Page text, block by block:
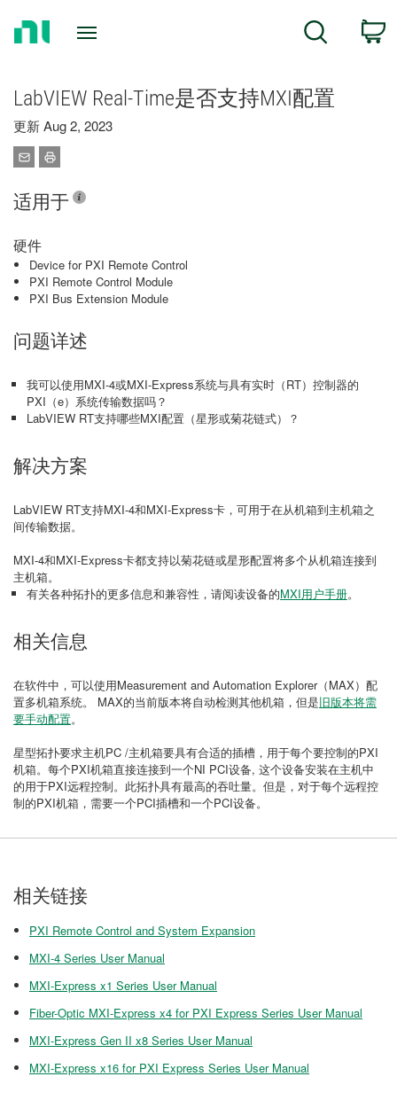
Search
LabVIEW Real-Time是否支持MXI配置
更新 Aug 2, 2023
适用于
硬件
Device for PXI Remote Control
PXI Remote Control Module
PXI Bus Extension Module
问题详述
我可以使用MXI-4或MXI-Express系统与具有实时（RT）控制器的
PXI（e）系统传输数据吗？
LabVIEW RT支持哪些MXI配置（星形或菊花链式）？
解决方案
LabVIEW RT支持MXI-4和MXI-Express卡，可用于在从机箱到主机箱之
间传输数据。
MXI-4和MXI-Express卡都支持以菊花链或星形配置将多个从机箱连接到
主机箱。
有关各种拓扑的更多信息和兼容性，请阅读设备的MXI用户手册。
相关信息
在软件中，可以使用Measurement and Automation Explorer（MAX）配
置多机箱系统。 MAX的当前版本将自动检测其他机箱，但是旧版本将需
要手动配置。
星型拓扑要求主机PC /主机箱要具有合适的插槽，用于每个要控制的PXI
机箱。每个PXI机箱直接连接到一个NI PCI设备, 这个设备安装在主机中
的用于PXI远程控制。此拓扑具有最高的吞吐量。但是，对于每个远程控
制的PXI机箱，需要一个PCI插槽和一个PCI设备。
相关链接
PXI Remote Control and System Expansion
MXI-4 Series User Manual
MXI-Express x1 Series User Manual
Fiber-Optic MXI-Express x4 for PXI Express Series User Manual
MXI-Express Gen II x8 Series User Manual
MXI-Express x16 for PXI Express Series User Manual